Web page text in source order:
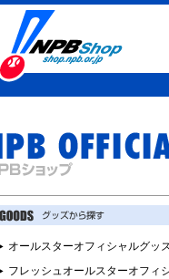
オールスターオフィシャルグッ
フレッシュオールスターオフィ